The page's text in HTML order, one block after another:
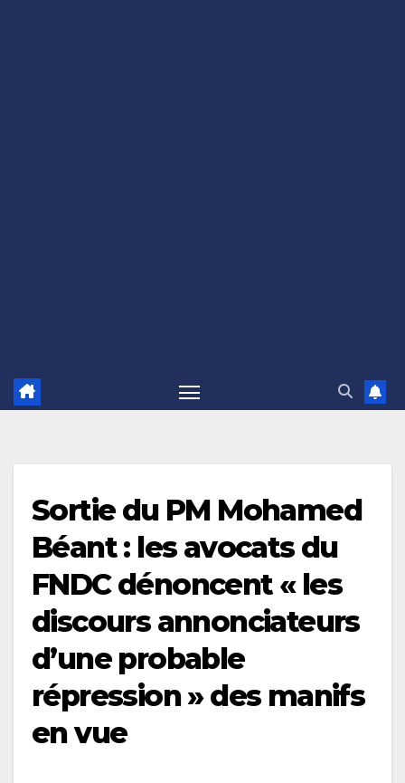
Sortie du PM Mohamed
Béant : les avocats du
FNDC dénoncent « les
discours annonciateurs
d’une probable
répression » des manifs
en vue